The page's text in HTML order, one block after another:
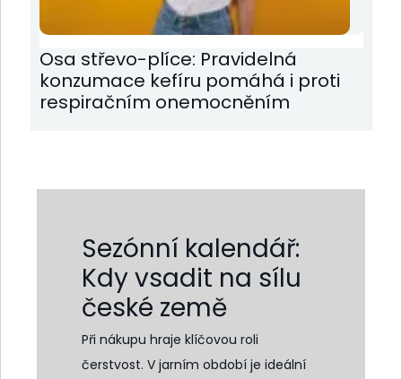
Osa střevo-plíce: Pravidelná
konzumace kefíru pomáhá i proti
respiračním onemocněním
Sezónní kalendář:
Kdy vsadit na sílu
české země
Při nákupu hraje klíčovou roli
čerstvost. V jarním období je ideální